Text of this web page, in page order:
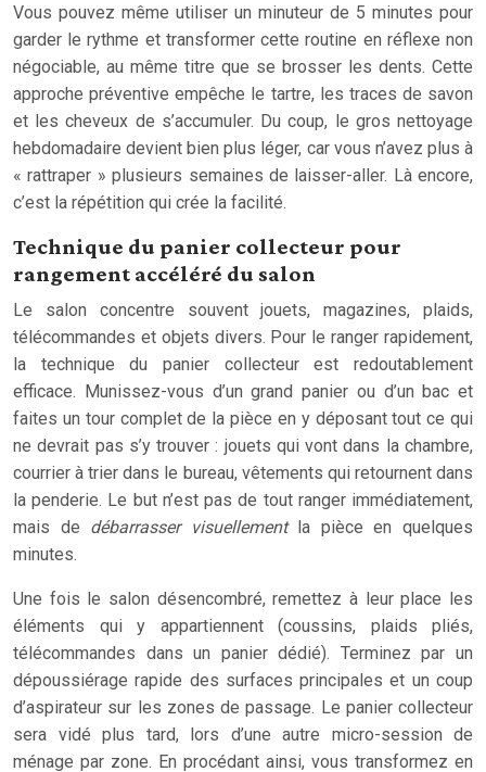
Vous pouvez même utiliser un minuteur de 5 minutes pour
garder le rythme et transformer cette routine en réflexe non
négociable, au même titre que se brosser les dents. Cette
approche préventive empêche le tartre, les traces de savon
et les cheveux de s’accumuler. Du coup, le gros nettoyage
hebdomadaire devient bien plus léger, car vous n’avez plus à
« rattraper » plusieurs semaines de laisser-aller. Là encore,
c’est la répétition qui crée la facilité.
Technique du panier collecteur pour
rangement accéléré du salon
Le salon concentre souvent jouets, magazines, plaids,
télécommandes et objets divers. Pour le ranger rapidement,
la technique du panier collecteur est redoutablement
efficace. Munissez-vous d’un grand panier ou d’un bac et
faites un tour complet de la pièce en y déposant tout ce qui
ne devrait pas s’y trouver : jouets qui vont dans la chambre,
courrier à trier dans le bureau, vêtements qui retournent dans
la penderie. Le but n’est pas de tout ranger immédiatement,
mais de débarrasser visuellementla pièce en quelques
minutes.
Une fois le salon désencombré, remettez à leur place les
éléments qui y appartiennent (coussins, plaids pliés,
télécommandes dans un panier dédié). Terminez par un
dépoussiérage rapide des surfaces principales et un coup
d’aspirateur sur les zones de passage. Le panier collecteur
sera vidé plus tard, lors d’une autre micro-session de
ménage par zone. En procédant ainsi, vous transformez en